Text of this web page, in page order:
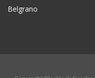
Belgrano